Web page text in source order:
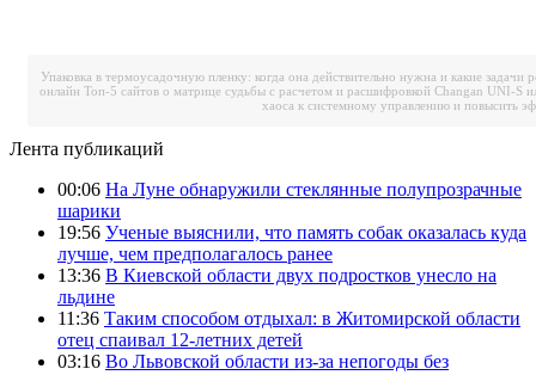
Упаковка в термоусадочную пленку: когда она действительно нужна и какие задачи
онлайн Топ-5 сайтов о матрице судьбы с расчетом и расшифровкой Changan UNI-S
хаоса к системному управлению и повысить
Лента публикаций
00:06 На Луне обнаружили стеклянные полупрозрачные
шарики
19:56 Ученые выяснили, что память собак оказалась куда
лучше, чем предполагалось ранее
13:36 В Киевской области двух подростков унесло на
льдине
11:36 Таким способом отдыхал: в Житомирской области
отец спаивал 12-летних детей
03:16 Во Львовской области из-за непогоды без